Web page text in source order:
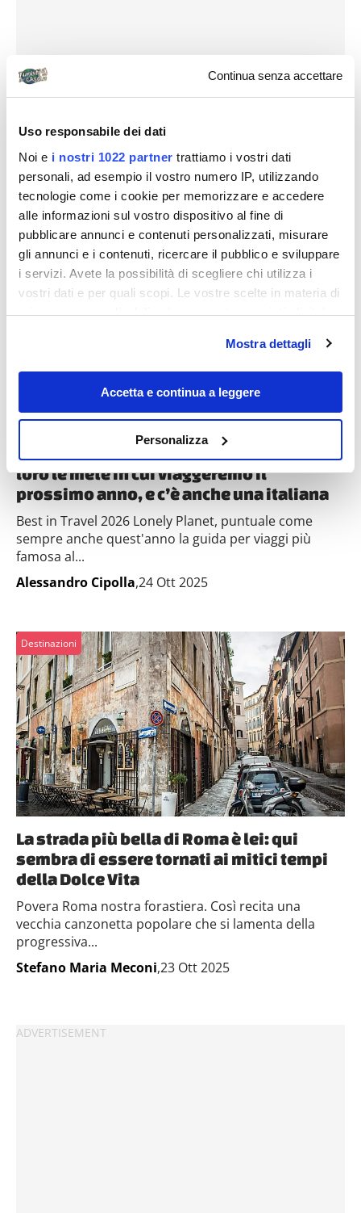
Continua senza accettare
Uso responsabile dei dati
Noi e i nostri 1022 partner trattiamo i vostri dati
personali, ad esempio il vostro numero IP, utilizzando
tecnologie come i cookie per memorizzare e accedere
alle informazioni sul vostro dispositivo al fine di
pubblicare annunci e contenuti personalizzati, misurare
gli annunci e i contenuti, ricercare il pubblico e sviluppare
i servizi. Avete la possibilità di scegliere chi utilizza i
vostri dati e per quali scopi. Le vostre scelte in materia di
privacy sono applicabili solo su questa proprietà digitale
modificare o revocare il proprio consenso in qualsiasi
momento dalla Dichiarazione sui cookie o facendo clic
sull'icona di attivazione della privacy.
raccogliere informazioni sulla tua posizione
geografica, con un'approssimazione di qualche
metro,
attivamente alla ricerca di caratteristiche specifiche
(impronte digitali).
e imposta le tue preferenze nellasezione dettagli
Utilizziamo i cookie per personalizzare contenuti ed
annunci, per fornire funzionalità dei social media e per
analizzare il nostro traffico. Condividiamo inoltre
informazioni sul modo in cui utilizzi il nostro sito con i
nostri partner che si occupano di analisi dei dati web,
pubblicità e social media, i quali potrebbero combinarle
con altre informazioni che hai fornito loro o che hanno
raccolto dal tuo utilizzo dei loro servizi.
Mostra dettagli
Accetta e continua a leggere
Personalizza
Destinazioni
loro le mete in cui viaggeremo il
prossimo anno, e c’è anche una italiana
Best in Travel 2026 Lonely Planet, puntuale come
sempre anche quest'anno la guida per viaggi più
famosa al...
Alessandro Cipolla,24 Ott 2025
Destinazioni
La strada più bella di Roma è lei: qui
sembra di essere tornati ai mitici tempi
della Dolce Vita
Povera Roma nostra forastiera. Così recita una
vecchia canzonetta popolare che si lamenta della
progressiva...
Stefano Maria Meconi,23 Ott 2025